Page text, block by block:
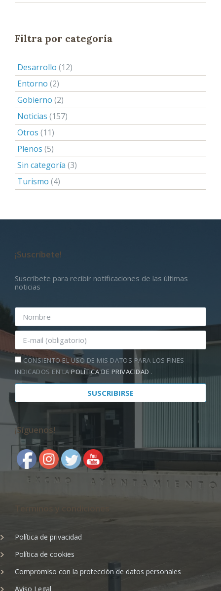
Filtra por categoría
Desarrollo (12)
Entorno (2)
Gobierno (2)
Noticias (157)
Otros (11)
Plenos (5)
Sin categoría (3)
Turismo (4)
¡Suscríbete!
Suscríbete para recibir notificaciones de las últimas
noticias
CONSIENTO EL USO DE MIS DATOS PARA LOS FINES
INDICADOS EN LAPOLÍTICA DE PRIVACIDAD .
¡Síguenos!
Política de privacidad
Política de cookies
Compromiso con la protección de datos personales
Aviso Legal